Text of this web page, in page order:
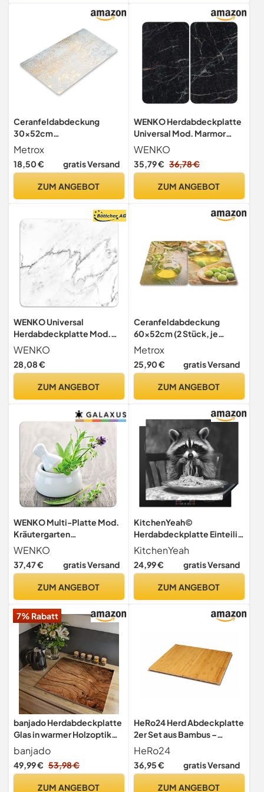
Ceranfeldabdeckung
30x52cm
Herdabdeckplatten
Induktion Herdschutz Deko
Glasplatte Schneidebrett
Spritzschutz 1848 (Vintage)
Metrox
18,50 € gratis Versand
ZUM ANGEBOT
WENKO Herdabdeckplatte
Universal Mod. Marmor
Schwarz, höhenverstellbar
für alle Herdarten,
Schneidebrett und
cm, 2-teilig
WENKO
35,79 € 36,78 €
ZUM ANGEBOT
WENKO Universal
Herdabdeckplatte Mod.
Marmor vielseitig
einsetzbar als Spritzschutz
und Schneidebrett
gehärtetem Glas 56 x 50 cm
WENKO
28,08 €
ZUM ANGEBOT
Ceranfeldabdeckung
60x52cm (2 Stück, je
30x52) Herdabdeckplatten
Induktion Herdschutz Deko
Glasplatte Schneidebrett
Spritzschutz (Oliven)
Metrox
25,90 € gratis Versand
ZUM ANGEBOT
WENKO Multi-Platte Mod.
Kräutergarten
Herdabdeckplatte für
Glaskeramik-Kochfelder
oder Schneidebrett robust
cm
WENKO
37,47 € gratis Versand
ZUM ANGEBOT
KitchenYeah©
Herdabdeckplatte Einteilig
Abdeckplatten
Cerankochfeld
KitchenYeah
24,99 € gratis Versand
ZUM ANGEBOT
7% Rabatt
banjado Herdabdeckplatte
Glas in warmer Holzoptik
mit Schneidebrett
Funktion, 60x52 cm
einteilig, gehärtetes
banjado
49,99 € 53,98 €
ZUM ANGEBOT
HeRo24 Herd Abdeckplatte
2er Set aus Bambus –
Schneidbrett &
Kochfeldabdeckung 50×28
cm – Universal
HeRo24
36,95 € gratis Versand
ZUM ANGEBOT